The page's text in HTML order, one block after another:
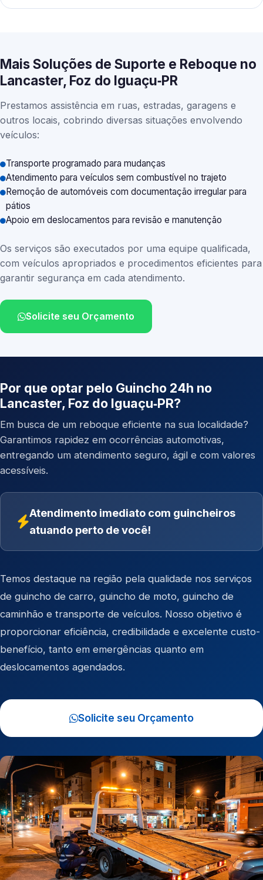
Mais Soluções de Suporte e Reboque no
Lancaster, Foz do Iguaçu‑PR
Prestamos assistência em ruas, estradas, garagens e
outros locais, cobrindo diversas situações envolvendo
veículos:
Transporte programado para mudanças
Atendimento para veículos sem combustível no trajeto
Remoção de automóveis com documentação irregular para
pátios
Apoio em deslocamentos para revisão e manutenção
Os serviços são executados por uma equipe qualificada,
com veículos apropriados e procedimentos eficientes para
garantir segurança em cada atendimento.
Solicite seu Orçamento
Por que optar pelo Guincho 24h no
Lancaster, Foz do Iguaçu‑PR?
Em busca de um reboque eficiente na sua localidade?
Garantimos rapidez em ocorrências automotivas,
entregando um atendimento seguro, ágil e com valores
acessíveis.
Atendimento imediato com guincheiros
atuando perto de você!
Temos destaque na região pela qualidade nos serviços
de guincho de carro, guincho de moto, guincho de
caminhão e transporte de veículos. Nosso objetivo é
proporcionar eficiência, credibilidade e excelente custo-
benefício, tanto em emergências quanto em
deslocamentos agendados.
Solicite seu Orçamento